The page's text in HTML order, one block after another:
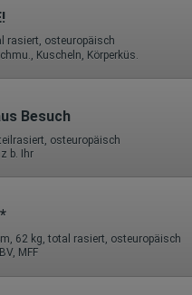
IP-Adresse werden übertragen
verarbeiteten Daten
Diese Informationen wird
sofern dies gesetzlich
Daten im Auftrag von
wird von Google innerhalb
oder in anderen
Europäischen
dass alle Daten anonym
wird die volle IP-Adresse an
und dort gekürzt. Die von
Adresse wird nicht mit anderen
sind folgende:
rasiert, osteuropäisch
Kuscheln, Körperküs.
Besuch
osteuropäisch
b. Ihr
62 kg, total rasiert, osteuropäisch
MFF